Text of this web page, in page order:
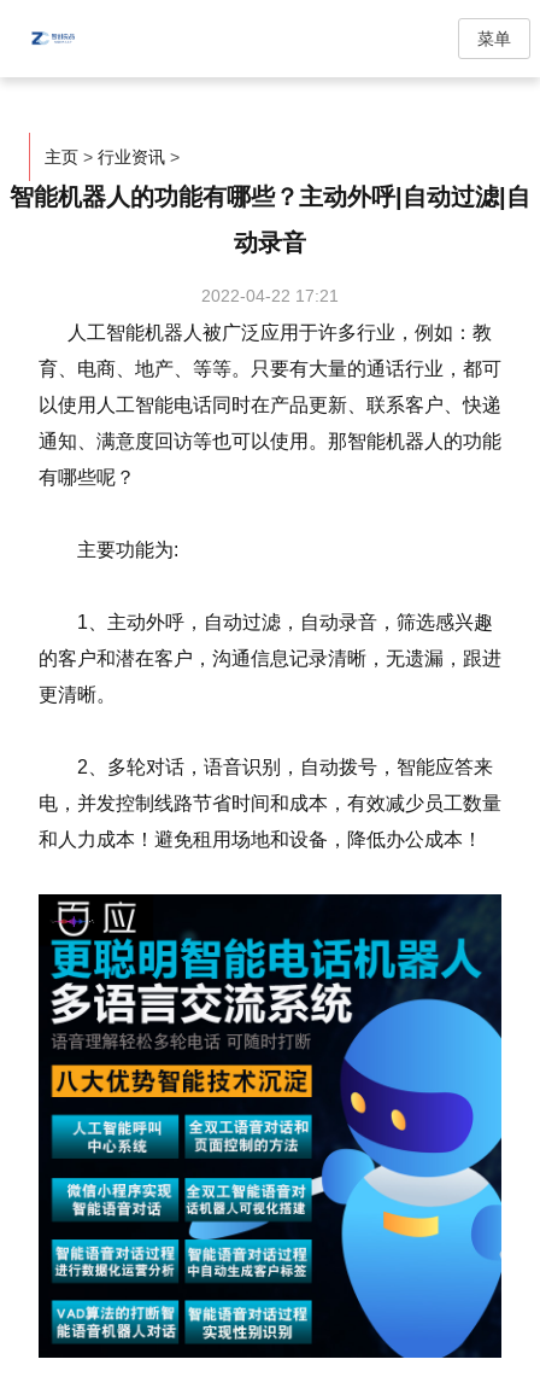
菜单
主页 > 行业资讯 >
智能机器人的功能有哪些？主动外呼|自动过滤|自
动录音
2022-04-22 17:21
人工智能机器人被广泛应用于许多行业，例如：教
育、电商、地产、等等。只要有大量的通话行业，都可
以使用人工智能电话同时在产品更新、联系客户、快递
通知、满意度回访等也可以使用。那智能机器人的功能
有哪些呢？
主要功能为:
1、主动外呼，自动过滤，自动录音，筛选感兴趣
的客户和潜在客户，沟通信息记录清晰，无遗漏，跟进
更清晰。
2、多轮对话，语音识别，自动拨号，智能应答来
电，并发控制线路节省时间和成本，有效减少员工数量
和人力成本！避免租用场地和设备，降低办公成本！